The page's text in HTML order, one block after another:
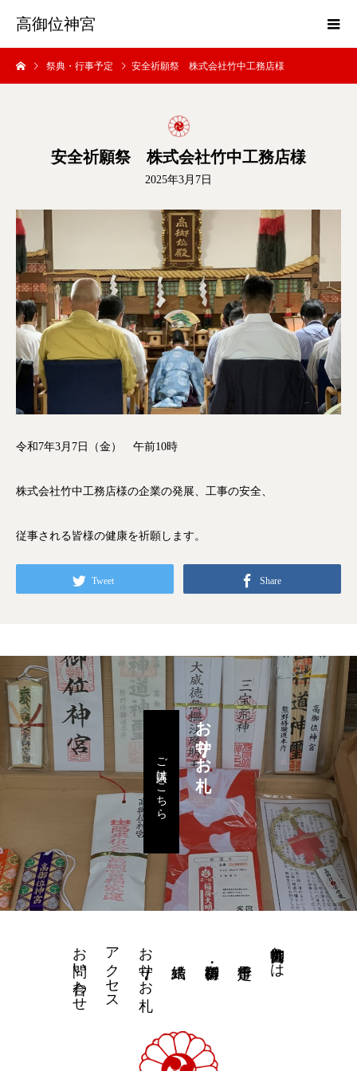
高御位神宮
祭典・行事予定 安全祈願祭 株式会社竹中工務店様
安全祈願祭 株式会社竹中工務店様
2025年3月7日
令和7年3月7日（金） 午前10時
株式会社竹中工務店様の企業の発展、工事の安全、
従事される皆様の健康を祈願します。
Tweet Share
お守り・お札
ご購入はこちら
高御位神宮とは
お守り・お札
アクセス
お問い合わせ